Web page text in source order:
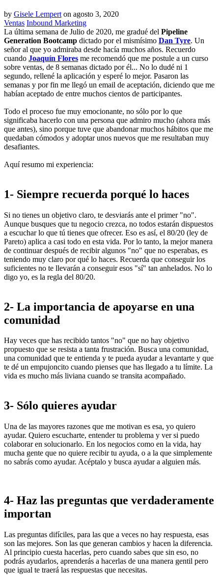
by Gisele Lempert on agosto 3, 2020
Ventas Inbound Marketing
La última semana de Julio de 2020, me gradué del Pipeline
Generation Bootcamp dictado por el mismísimo Dan Tyre. Un
señor al que yo admiraba desde hacía muchos años. Recuerdo
cuando Joaquín Flores me recomendó que me postule a un curso
sobre ventas, de 8 semanas dictado por él... No lo dudé ni 1
segundo, rellené la aplicación y esperé lo mejor. Pasaron las
semanas y por fin me llegó un email de aceptación, diciendo que me
habían aceptado de entre muchos cientos de participantes.
Todo el proceso fue muy emocionante, no sólo por lo que
significaba hacerlo con una persona que admiro mucho (ahora más
que antes), sino porque tuve que abandonar muchos hábitos que me
quedaban cómodos y adoptar unos nuevos que me resultaban muy
desafiantes.
Aquí resumo mi experiencia:
1- Siempre recuerda porqué lo haces
Si no tienes un objetivo claro, te desviarás ante el primer "no".
Aunque busques que tu negocio crezca, no todos estarán dispuestos
a escuchar lo que tú tienes que ofrecer. Eso es así, el 80/20 (ley de
Pareto) aplica a casi todo en esta vida. Por lo tanto, la mejor manera
de continuar después de recibir algunos "no" que no esperabas, es
teniendo muy claro por qué lo haces. Recuerda que conseguir los
suficientes no te llevarán a conseguir esos "sí" tan anhelados. No lo
digo yo, es la regla del 80/20.
2- La importancia de apoyarse en una
comunidad
Hay veces que has recibido tantos "no" que no hay objetivo
propuesto que se resista a tanta frustración. Busca una comunidad,
una comunidad que te entienda y te pueda ayudar a levantarte y que
te dé un empujoncito cuando pienses que has llegado a tu límite. La
vida es mucho más liviana cuando se transita acompañado.
3- Sólo quieres ayudar
Una de las mayores razones que me motivan es esa, yo quiero
ayudar. Quiero escucharte, entender tu problema y ver si puedo
colaborar en solucionarlo. En los negocios como en la vida, hay
mucha gente que no quiere recibir tu ayuda, o a la que simplemente
no sabrás como ayudar. Acéptalo y busca ayudar a alguien más.
4- Haz las preguntas que verdaderamente
importan
Las preguntas difíciles, para las que a veces no hay respuesta, esas
son las mejores. Son las que generan cambios y hacen la diferencia.
Al principio cuesta hacerlas, pero cuando sabes que sin eso, no
podrás ayudarlos, aprenderás a hacerlas de una manera gentil pero
que igual te traerá las respuestas que necesitas.